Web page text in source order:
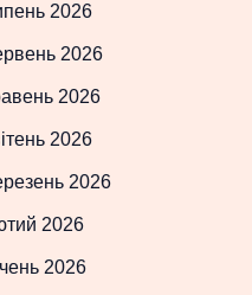
2026
2026
2026
2026
2026
2026
2026